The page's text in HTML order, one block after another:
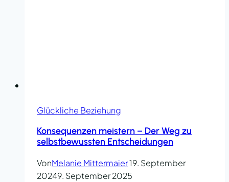
Glückliche Beziehung
Konsequenzen meistern – Der Weg zu
selbstbewussten Entscheidungen
VonMelanie Mittermaier19. September
20249. September 2025